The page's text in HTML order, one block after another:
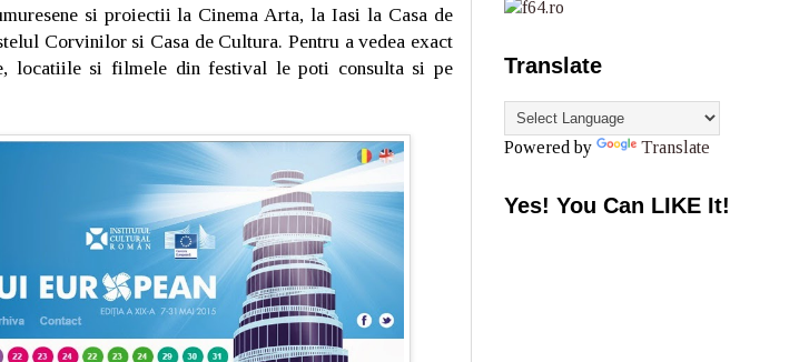
si proiectii la Cinema Arta, la Iasi la Casa de
Corvinilor si Casa de Cultura. Pentru a vedea exact
locatiile si filmele din festival le poti consulta si pe
Translate
Powered by Translate
Yes! You Can LIKE It!